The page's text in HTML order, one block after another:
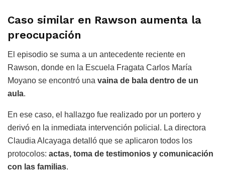
Caso similar en Rawson aumenta la
preocupación
El episodio se suma a un antecedente reciente en
Rawson, donde en la Escuela Fragata Carlos María
Moyano se encontró una vaina de bala dentro de un
aula.
En ese caso, el hallazgo fue realizado por un portero y
derivó en la inmediata intervención policial. La directora
Claudia Alcayaga detalló que se aplicaron todos los
protocolos: actas, toma de testimonios y comunicación
con las familias.